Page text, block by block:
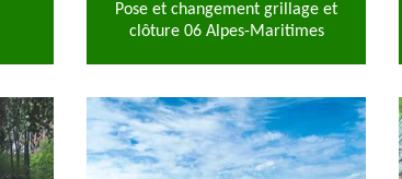
Pose et changement grillage et
clôture 06 Alpes-Maritimes